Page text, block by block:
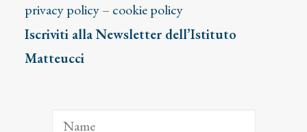
privacy policy– cookie policy
Iscriviti alla Newsletter dell’Istituto
Matteucci